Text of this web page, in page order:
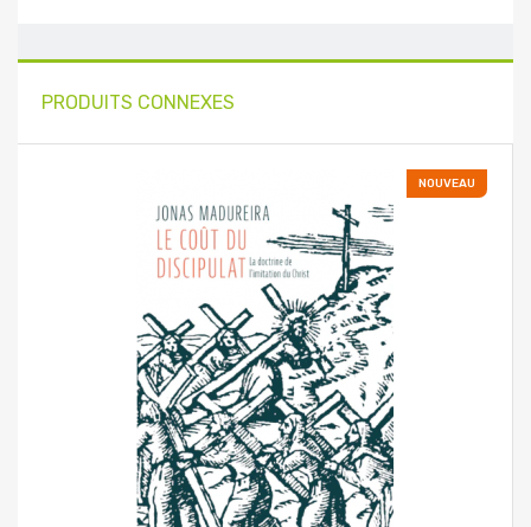
PRODUITS CONNEXES
NOUVEAU